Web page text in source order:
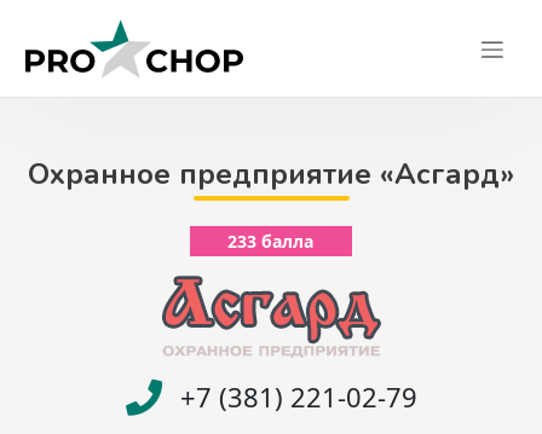
content
Охранное предприятие «Асгард»
233 балла
+7 (381) 221-02-79